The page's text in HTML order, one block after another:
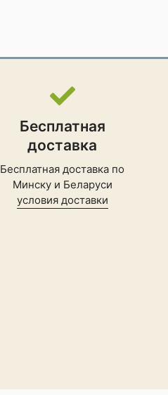
Бесплатная
доставка
Бесплатная доставка по
Минску и Беларуси
условия доставки